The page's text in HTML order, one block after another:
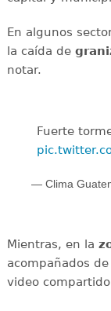
En algunos
la caída de
notar.
Fuerte
— Clima
Mientras, en la
acompañados
video